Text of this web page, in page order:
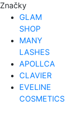
Značky
GLAM
SHOP
MANY
LASHES
APOLLCA
CLAVIER
EVELINE
COSMETICS